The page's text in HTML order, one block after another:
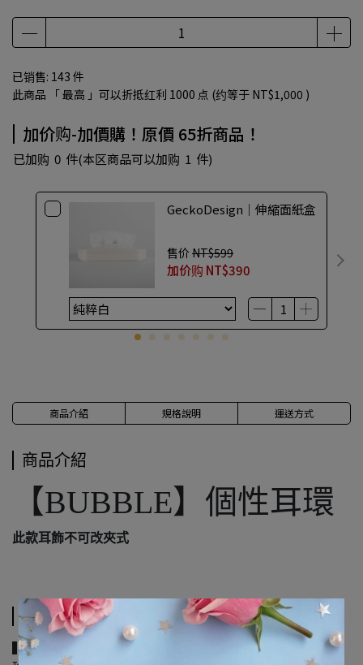
訂單滿500元，加贈好禮(贈品隨機出，不挑樣色)
已销售: 143 件
此商品 「 最高 」可以折抵红利 1000 点 (约等于 NT$1,000 )
加价购-加價購！原價 65折商品！
已加购 0 件(本区商品可以加购 1 件)
GeckoDesign｜伸縮面紙盒
售价 NT$599
加价购 NT$390
商品介紹 規格說明 運送方式
商品介紹
【BUBBLE】個性耳環
此款耳飾不可改夾式
規格說明
▍尺寸